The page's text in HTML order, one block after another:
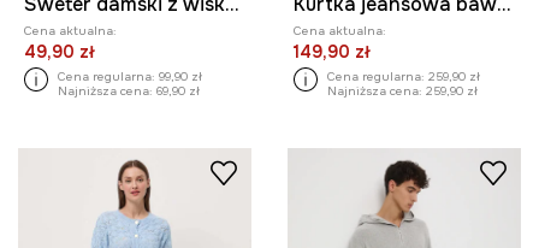
Cena aktualna:
49,90 zł
Cena regularna: 99,90 zł
Najniższa cena: 69,90 zł
Cena aktualna:
149,90 zł
Cena regularna: 259,90 zł
Najniższa cena: 259,90 zł